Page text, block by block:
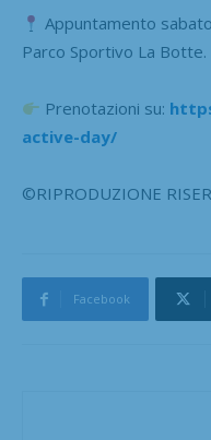
Appuntamento
Parco Sportivo La Botte.
Prenotazioni su:
active-day/
©RIPRODUZIONE
Facebook